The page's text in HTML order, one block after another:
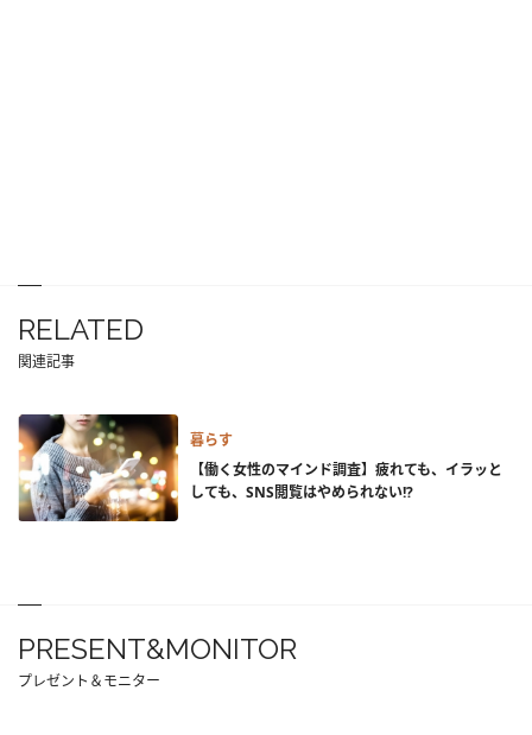
RELATED
関連記事
暮らす
【働く女性のマインド調査】疲れても、イラッと
しても、SNS閲覧はやめられない!?
PRESENT&MONITOR
プレゼント＆モニター